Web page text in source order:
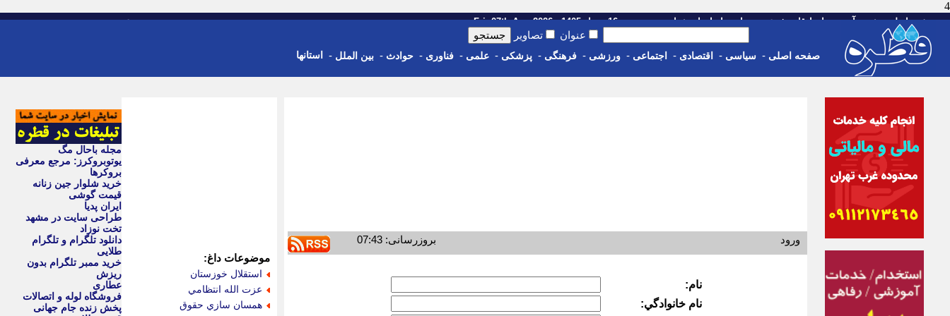
4
صفحه اصلی-خبر-آب و هوا-اوقات شرعی-تماس با ما-استخدام جمعه، 16 مرداد 1405 - Fri, 07th Aug 2026 ورود-عضویت
عنوان تصاویر
صفحه اصلی - سیاسی - اقتصادی - اجتماعی - ورزشی - فرهنگی - پزشکی - علمی - فناوری - حوادث - بین الملل - استانها
ورود بروزرسانی: 07:43
نام:
نام خانوادگي:
موضوعات داغ:
استقلال خوزستان
عزت الله انتظامي
همسان سازي حقوق
مجله باحال مگ
یوتوبروکرز: مرجع معرفی
بروکرها
خرید شلوار جین زنانه
قیمت گوشی
ایران پدیا
طراحی سایت در مشهد
تخت نوزاد
دانلود تلگرام و تلگرام
طلایی
خرید ممبر تلگرام بدون
ریزش
عطاری
فروشگاه لوله و اتصالات
پخش زنده جام جهانی